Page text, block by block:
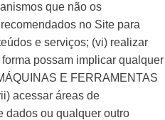
que não os
no Site para
e serviços; (vi) realizar
possam implicar qualquer
E FERRAMENTAS
acessar áreas de
dados ou qualquer outro